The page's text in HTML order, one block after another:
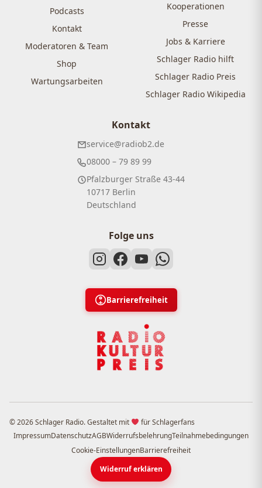
Podcasts
Kontakt
Moderatoren & Team
Shop
Wartungsarbeiten
Kooperationen
Presse
Jobs & Karriere
Schlager Radio hilft
Schlager Radio Preis
Schlager Radio Wikipedia
Kontakt
service@radiob2.de
08000 – 79 89 99
Pfalzburger Straße 43-44
10717 Berlin
Deutschland
Folge uns
Barrierefreiheit
© 2026 Schlager Radio. Gestaltet mit
für Schlagerfans
ImpressumDatenschutzAGBWiderrufsbelehrungTeilnahmebedingungen
Cookie-EinstellungenBarrierefreiheit
Widerruf erklären